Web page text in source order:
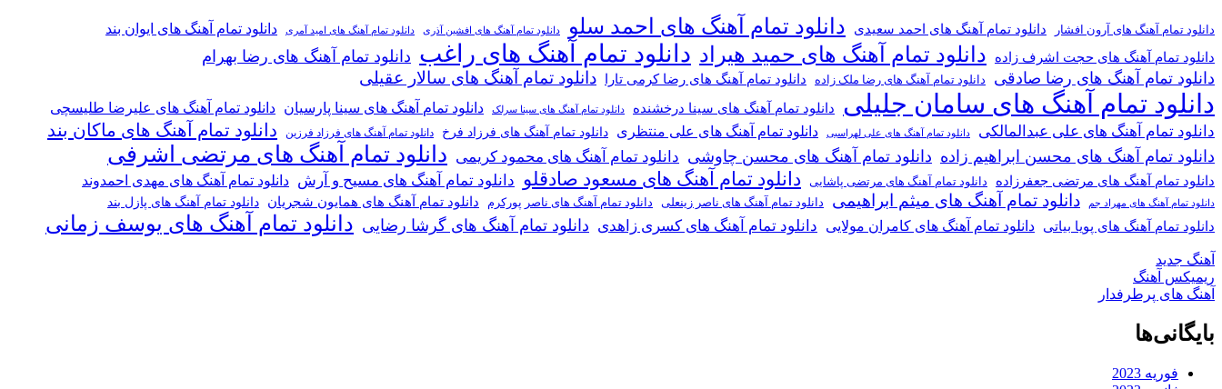
دانلود تمام آهنگ های آرون افشار دانلود تمام آهنگ های احمد سعیدی دانلود تمام آهنگ های احمد سلو دانلود تمام آهنگ های افشین آذری دانلود تمام آهنگ های امید آمری دانلود تمام آهنگ های ایوان بند
دانلود تمام آهنگ های حجت اشرف زاده دانلود تمام آهنگ های حمید هیراد دانلود تمام آهنگ های راغب دانلود تمام آهنگ های رضا بهرام
دانلود تمام آهنگ های رضا صادقی
دانلود تمام آهنگ های رضا ملک زاده دانلود تمام آهنگ های رضا کرمی تارا دانلود تمام آهنگ های سالار عقیلی
دانلود تمام آهنگ های سامان جلیلی دانلود تمام آهنگ های سینا درخشنده دانلود تمام آهنگ های سینا سرلک دانلود تمام آهنگ های سینا پارسیان دانلود تمام آهنگ های علیرضا طلیسچی
دانلود تمام آهنگ های علی عبدالمالکی دانلود تمام آهنگ های علی لهراسبی دانلود تمام آهنگ های علی منتظری دانلود تمام آهنگ های فرزاد فرخ دانلود تمام آهنگ های فرزاد فرزین دانلود تمام آهنگ های ماکان بند
دانلود تمام آهنگ های محسن ابراهیم زاده دانلود تمام آهنگ های محسن چاوشی دانلود تمام آهنگ های محمود کریمی دانلود تمام آهنگ های مرتضی اشرفی
دانلود تمام آهنگ های مرتضی جعفرزاده دانلود تمام آهنگ های مرتضی پاشایی دانلود تمام آهنگ های مسعود صادقلو دانلود تمام آهنگ های مسیح و آرش دانلود تمام آهنگ های مهدی احمدوند
دانلود تمام آهنگ های مهراد جم دانلود تمام آهنگ های میثم ابراهیمی دانلود تمام آهنگ های ناصر زینعلی دانلود تمام آهنگ های ناصر پورکرم دانلود تمام آهنگ های همایون شجریان دانلود تمام آهنگ های پازل بند
دانلود تمام آهنگ های پویا بیاتی دانلود تمام آهنگ های کامران مولایی دانلود تمام آهنگ های کسری زاهدی دانلود تمام آهنگ های گرشا رضایی دانلود تمام آهنگ های یوسف زمانی
آهنگ جدید
ریمیکس آهنگ
آهنگ های پرطرفدار
بایگانی‌ها
فوریه 2023